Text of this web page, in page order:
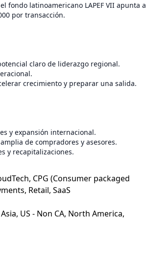
fondo latinoamericano LAPEF VII apunta a
por transacción.
claro de liderazgo regional.
crecimiento y preparar una salida.
y expansión internacional.
de compradores y asesores.
y recapitalizaciones.
, CPG (Consumer packaged
, Retail, SaaS
, US - Non CA, North America,